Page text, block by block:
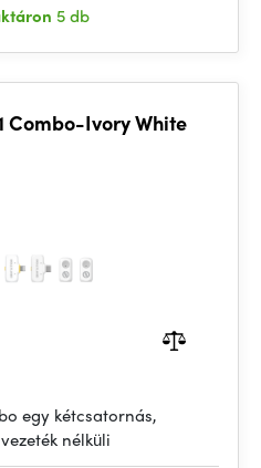
5 db
Combo-Ivory White
egy kétcsatornás,
nélküli